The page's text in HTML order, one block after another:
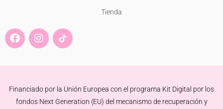
Tienda
F
a
e
o
k
I
n
t
r
a
Financiado por la Unión Europea con el programa Kit Digital por los
fondos Next Generation (EU) del mecanismo de recuperación y